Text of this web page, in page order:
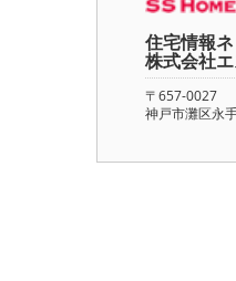
住宅情報
株式会社
〒657-0027
神戸市灘区永